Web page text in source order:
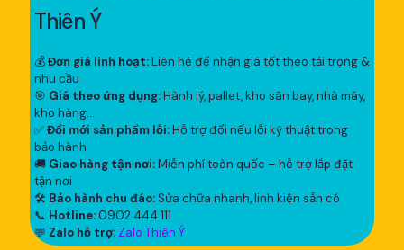
Thiên Ý
💰Đơn giá linh hoạt:Liên hệ để nhận giá tốt theo tải trọng &
nhu cầu
🎯 Giá theo ứng dụng:Hành lý, pallet, kho sân bay, nhà máy,
kho hàng...
✅Đổi mới sản phẩm lỗi:Hỗ trợ đổi nếu lỗi kỹ thuật trong
bảo hành
🚚 Giao hàng tận nơi:Miễn phí toàn quốc – hỗ trợ lắp đặt
tận nơi
🛠 Bảo hành chu đáo: Sửa chữa nhanh, linh kiện sẵn có
📞 Hotline: 0902 444 111
💬 Zalo hỗ trợ: Zalo Thiên Ý